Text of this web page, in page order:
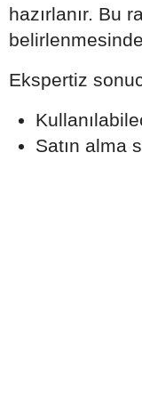
hazırlanır. Bu
Ekspertiz
Satın alma